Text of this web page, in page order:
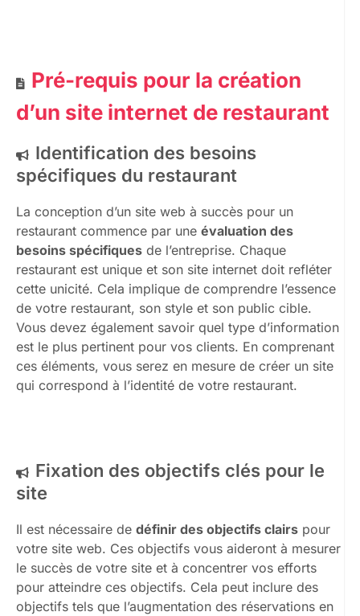
Pré-requis pour la création
d’un site internet de restaurant
Identification des besoins
spécifiques du restaurant
La conception d’un site web à succès pour un
restaurant commence par une évaluation des
besoins spécifiques de l’entreprise. Chaque
restaurant est unique et son site internet doit refléter
cette unicité. Cela implique de comprendre l’essence
de votre restaurant, son style et son public cible.
Vous devez également savoir quel type d’information
est le plus pertinent pour vos clients. En comprenant
ces éléments, vous serez en mesure de créer un site
qui correspond à l’identité de votre restaurant.
Fixation des objectifs clés pour le
site
Il est nécessaire de définir des objectifs clairs pour
votre site web. Ces objectifs vous aideront à mesurer
le succès de votre site et à concentrer vos efforts
pour atteindre ces objectifs. Cela peut inclure des
objectifs tels que l’augmentation des réservations en